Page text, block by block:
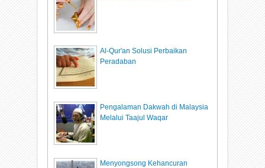
Al-Qur'an Solusi Perbaikan
Peradaban
Pengalaman Dakwah di Malaysia
Melalui Taajul Waqar
Menyongsong Kehancuran